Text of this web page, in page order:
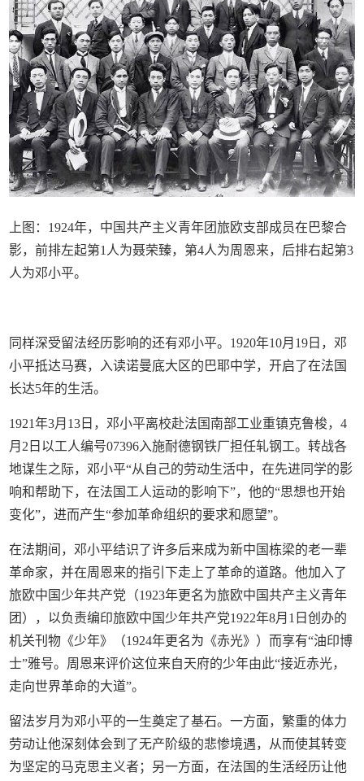
上图：1924年，中国共产主义青年团旅欧支部成员在巴黎合
影，前排左起第1人为聂荣臻，第4人为周恩来，后排右起第3
人为邓小平。
同样深受留法经历影响的还有邓小平。1920年10月19日，邓
小平抵达马赛，入读诺曼底大区的巴耶中学，开启了在法国
长达5年的生活。
1921年3月13日，邓小平离校赴法国南部工业重镇克鲁梭，4
月2日以工人编号07396入施耐德钢铁厂担任轧钢工。转战各
地谋生之际，邓小平“从自己的劳动生活中，在先进同学的影
响和帮助下，在法国工人运动的影响下”，他的“思想也开始
变化”，进而产生“参加革命组织的要求和愿望”。
在法期间，邓小平结识了许多后来成为新中国栋梁的老一辈
革命家，并在周恩来的指引下走上了革命的道路。他加入了
旅欧中国少年共产党（1923年更名为旅欧中国共产主义青年
团），以负责编印旅欧中国少年共产党1922年8月1日创办的
机关刊物《少年》（1924年更名为《赤光》）而享有“油印博
士”雅号。周恩来评价这位来自天府的少年由此“接近赤光，
走向世界革命的大道”。
留法岁月为邓小平的一生奠定了基石。一方面，繁重的体力
劳动让他深刻体会到了无产阶级的悲惨境遇，从而使其转变
为坚定的马克思主义者；另一方面，在法国的生活经历让他